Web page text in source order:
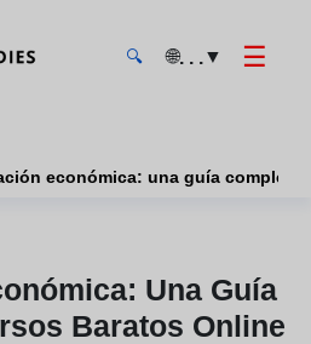
🔍 🌐. . .▼ ☰
Una Guía
Baratos Online